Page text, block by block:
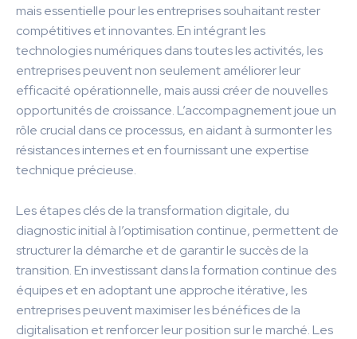
mais essentielle pour les entreprises souhaitant rester
compétitives et innovantes. En intégrant les
technologies numériques dans toutes les activités, les
entreprises peuvent non seulement améliorer leur
efficacité opérationnelle, mais aussi créer de nouvelles
opportunités de croissance. L’accompagnement joue un
rôle crucial dans ce processus, en aidant à surmonter les
résistances internes et en fournissant une expertise
technique précieuse.
Les étapes clés de la transformation digitale, du
diagnostic initial à l’optimisation continue, permettent de
structurer la démarche et de garantir le succès de la
transition. En investissant dans la formation continue des
équipes et en adoptant une approche itérative, les
entreprises peuvent maximiser les bénéfices de la
digitalisation et renforcer leur position sur le marché. Les